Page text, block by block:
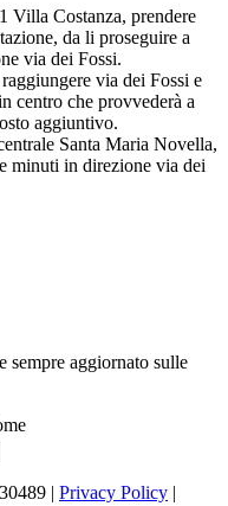
Villa Costanza, prendere
da li proseguire a
via dei Fossi.
via dei Fossi e
centro che provvederà a
aggiuntivo.
Santa Maria Novella,
minuti in direzione via dei
sempre aggiornato sulle
| Privacy Policy |